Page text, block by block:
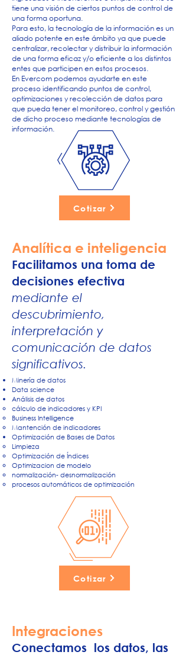
tiene una visión de ciertos puntos de control de
una forma oportuna.
Para esto, la tecnología de la información es un
aliado potente en este ámbito ya que puede
centralizar, recolectar y distribuir la información
de una forma eficaz y/o eficiente a los distintos
entes que participen en estos procesos.
En Evercom podemos ayudarte en este
proceso identificando puntos de control,
optimizaciones y recolección de datos para
que pueda tener el monitoreo, control y gestión
de dicho proceso mediante tecnologías de
información.
Cotizar
Analítica e inteligencia
Minería de datos
Data science
Análisis de datos
cálculo de indicadores y KPI
Business Intelligence
Mantención de indicadores
Optimización de Bases de Datos
Limpieza
Optimización de Índices
Optimizacion de modelo
normalización- desnormalización
procesos automáticos de optimización
Facilitamos una toma de
decisiones efectiva
mediante el
descubrimiento,
interpretación y
comunicación de datos
significativos.
Cotizar
Integraciones
Conectamos los datos, las